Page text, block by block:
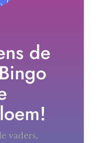
de
vaders,